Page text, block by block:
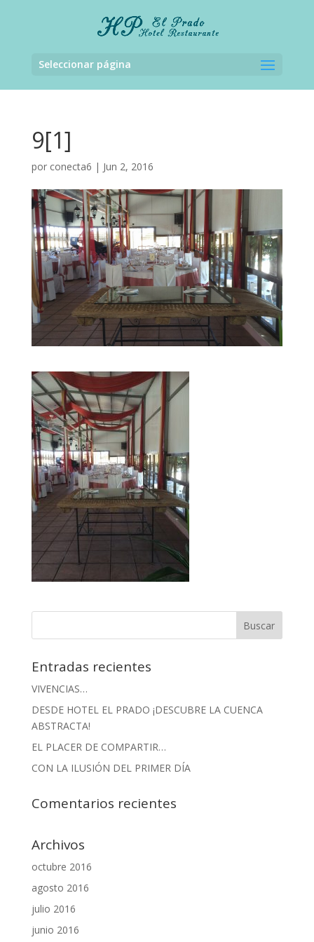
Seleccionar página
9[1]
por conecta6 | Jun 2, 2016
Entradas recientes
VIVENCIAS…
DESDE HOTEL EL PRADO ¡DESCUBRE LA CUENCA
ABSTRACTA!
EL PLACER DE COMPARTIR…
CON LA ILUSIÓN DEL PRIMER DÍA
Comentarios recientes
Archivos
octubre 2016
agosto 2016
julio 2016
junio 2016